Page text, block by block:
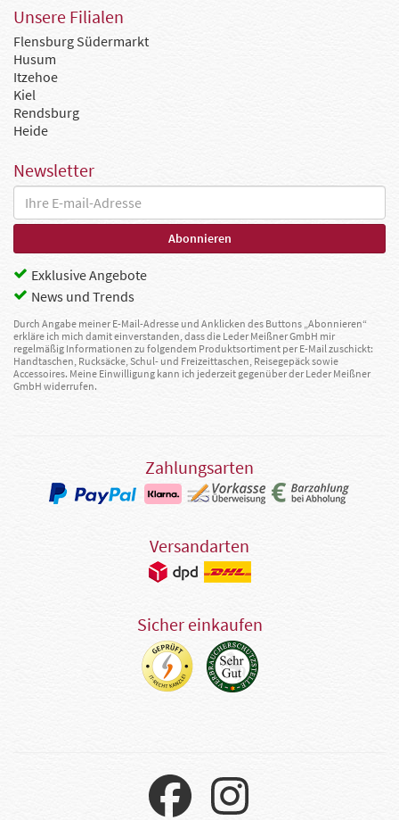
Unsere Filialen
Flensburg Südermarkt
Husum
Itzehoe
Kiel
Rendsburg
Heide
Newsletter
Exklusive Angebote
News und Trends
Durch Angabe meiner E-Mail-Adresse und Anklicken des Buttons „Abonnieren“
erkläre ich mich damit einverstanden, dass die Leder Meißner GmbH mir
regelmäßig Informationen zu folgendem Produktsortiment per E-Mail zuschickt:
Handtaschen, Rucksäcke, Schul- und Freizeittaschen, Reisegepäck sowie
Accessoires. Meine Einwilligung kann ich jederzeit gegenüber der Leder Meißner
GmbH widerrufen.
Zahlungsarten
Versandarten
Sicher einkaufen